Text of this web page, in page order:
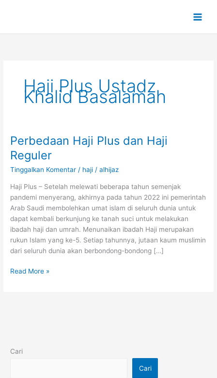
Haji Plus Ustadz
Khalid Basalamah
Perbedaan Haji Plus dan Haji
Reguler
Tinggalkan Komentar / haji /alhijaz
Haji Plus – Setelah melewati beberapa tahun semenjak
pandemi menyerang, akhirnya pada tahun 2022 ini pemerintah
Arab Saudi membolehkan umat islam di seluruh dunia untuk
dapat kembali berkunjung ke tanah suci untuk melakukan
ibadah haji dan umrah. Menunaikan ibadah Haji merupakan
rukun Islam yang ke-5. Setiap tahunnya, jutaan kaum muslimin
dari seluruh dunia akan berbondong-bondong […]
Perbedaan
Haji
Plus
dan
Reguler
Read More »
Cari
Cari